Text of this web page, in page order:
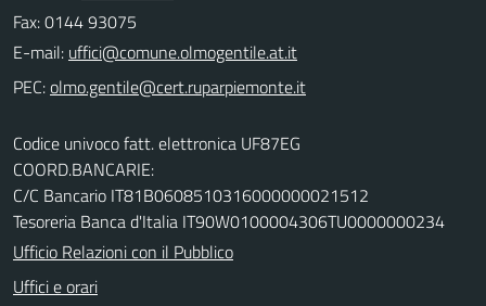
Fax: 0144 93075
E-mail:
PEC:
Codice univoco fatt. elettronica UF87EG
COORD.BANCARIE:
C/C Bancario IT81B0608510316000000021512
Tesoreria Banca d'Italia IT90W0100004306TU0000000234
Ufficio Relazioni con il Pubblico
Uffici e orari